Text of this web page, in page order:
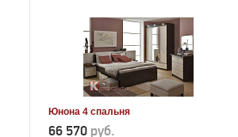
Юнона 4 спальня
66 570 руб.